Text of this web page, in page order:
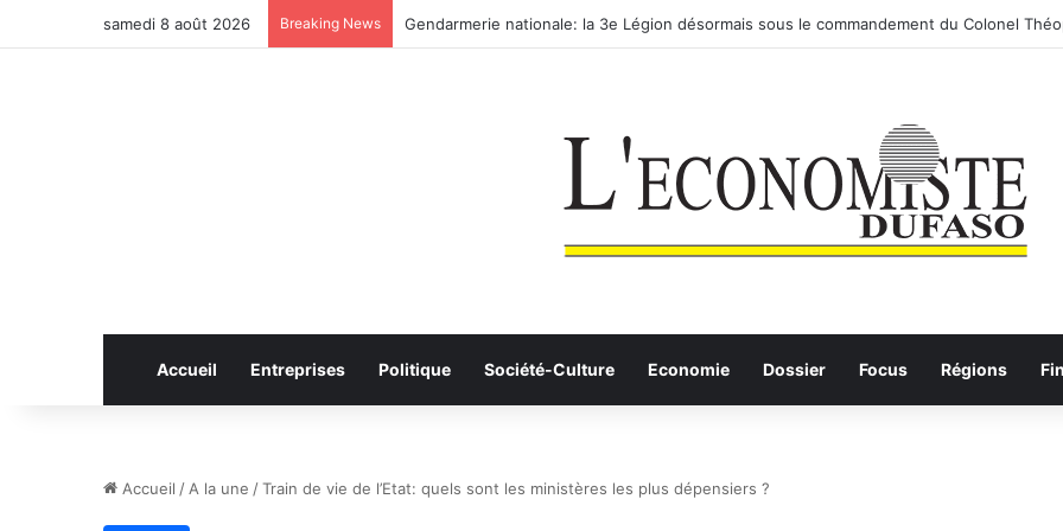
samedi 8 août 2026 Breaking News Anhui: le pont routier-ferroviaire sur le Yangtsé de Ma’anshan entre dans la phase finale
Accueil Entreprises Politique Société-Culture Economie Dossier Focus Régions
Accueil / A la une /Train de vie de l’Etat: quels sont les ministères les plus dépensiers ?